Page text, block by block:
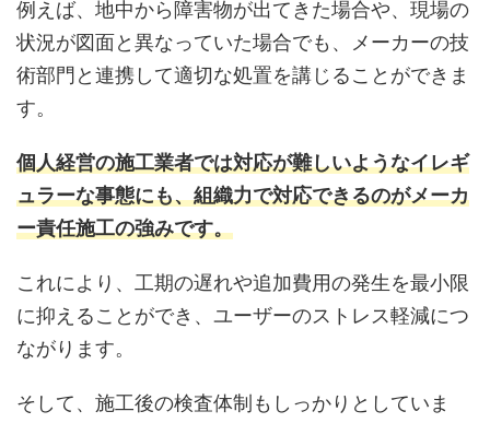
例えば、地中から障害物が出てきた場合や、現場の
状況が図面と異なっていた場合でも、メーカーの技
術部門と連携して適切な処置を講じることができま
す。
個人経営の施工業者では対応が難しいようなイレギ
ュラーな事態にも、組織力で対応できるのがメーカ
ー責任施工の強みです。
これにより、工期の遅れや追加費用の発生を最小限
に抑えることができ、ユーザーのストレス軽減につ
ながります。
そして、施工後の検査体制もしっかりとしていま